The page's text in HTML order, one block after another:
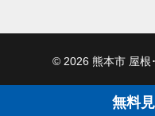
© 2026 熊本市 屋根
無料